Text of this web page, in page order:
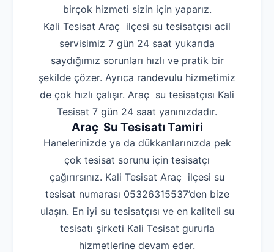
birçok hizmeti sizin için yaparız.
Kali Tesisat Araç ilçesi su tesisatçısı acil
servisimiz 7 gün 24 saat yukarıda
saydığımız sorunları hızlı ve pratik bir
şekilde çözer. Ayrıca randevulu hizmetimiz
de çok hızlı çalışır. Araç su tesisatçısı Kali
Tesisat 7 gün 24 saat yanınızdadır.
Araç Su Tesisatı Tamiri
Hanelerinizde ya da dükkanlarınızda pek
çok tesisat sorunu için tesisatçı
çağırırsınız. Kali Tesisat Araç ilçesi su
tesisat numarası 05326315537’den bize
ulaşın. En iyi su tesisatçısı ve en kaliteli su
tesisatı şirketi Kali Tesisat gururla
hizmetlerine devam eder.